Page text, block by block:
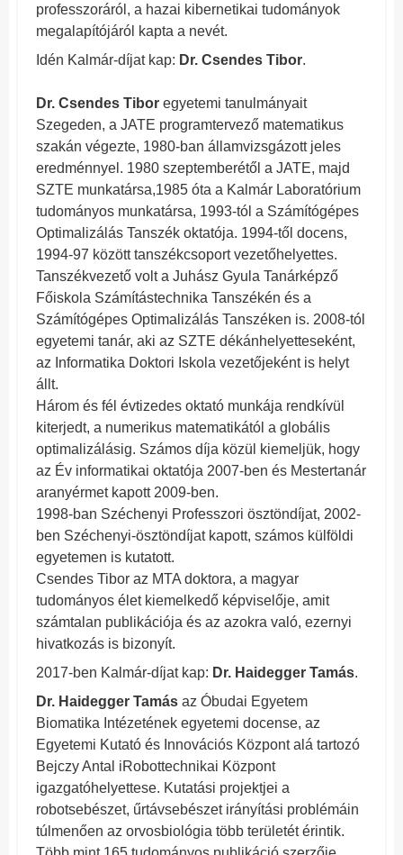
professzoráról, a hazai kibernetikai tudományok
megalapítójáról kapta a nevét.
Idén Kalmár-díjat kap: Dr. Csendes Tibor.
Dr. Csendes Tibor egyetemi tanulmányait
Szegeden, a JATE programtervező matematikus
szakán végezte, 1980-ban államvizsgázott jeles
eredménnyel. 1980 szeptemberétől a JATE, majd
SZTE munkatársa,1985 óta a Kalmár Laboratórium
tudományos munkatársa, 1993-tól a Számítógépes
Optimalizálás Tanszék oktatója. 1994-től docens,
1994-97 között tanszékcsoport vezetőhelyettes.
Tanszékvezető volt a Juhász Gyula Tanárképző
Főiskola Számítástechnika Tanszékén és a
Számítógépes Optimalizálás Tanszéken is. 2008-tól
egyetemi tanár, aki az SZTE dékánhelyetteseként,
az Informatika Doktori Iskola vezetőjeként is helyt
állt.
Három és fél évtizedes oktató munkája rendkívül
kiterjedt, a numerikus matematikától a globális
optimalizálásig. Számos díja közül kiemeljük, hogy
az Év informatikai oktatója 2007-ben és Mestertanár
aranyérmet kapott 2009-ben.
1998-ban Széchenyi Professzori ösztöndíjat, 2002-
ben Széchenyi-ösztöndíjat kapott, számos külföldi
egyetemen is kutatott.
Csendes Tibor az MTA doktora, a magyar
tudományos élet kiemelkedő képviselője, amit
számtalan publikációja és az azokra való, ezernyi
hivatkozás is bizonyít.
2017-ben Kalmár-díjat kap: Dr. Haidegger Tamás.
Dr. Haidegger Tamás az Óbudai Egyetem
Biomatika Intézetének egyetemi docense, az
Egyetemi Kutató és Innovációs Központ alá tartozó
Bejczy Antal iRobottechnikai Központ
igazgatóhelyettese. Kutatási projektjei a
robotsebészet, űrtávsebészet irányítási problémáin
túlmenően az orvosbiológia több területét érintik.